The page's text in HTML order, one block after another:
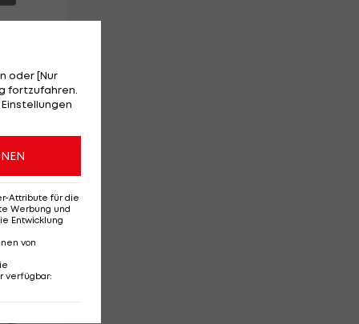
oder [Nur
fortzufahren.
Attribute für die
Werbung und
Entwicklung
von
verfügbar: